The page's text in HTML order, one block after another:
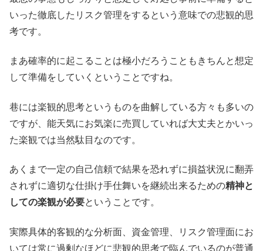
いった徹底したリスク管理をするという意味での悲観的思
考です。
まあ確率的に起こることは極小だろうこともきちんと想定
して準備をしていくということですね。
巷には楽観的思考というものを曲解している方々も多いの
ですが、能天気にお気楽に売買していれば大丈夫とかいっ
た楽観では当然駄目なのです。
あくまで一定の自己信頼で結果を恐れずに損益状況に翻弄
されずに適切な仕掛け手仕舞いを継続出来るための精神と
しての楽観が必要ということです。
実際具体的客観的な分析面、資金管理、リスク管理面にお
いては常に過剰なほどに悲観的思考で臨んでいるのが普通